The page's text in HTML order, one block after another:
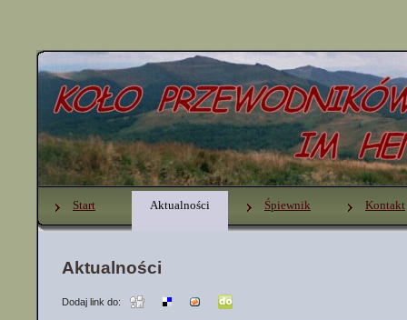
Start Aktualności Śpiewnik Kontakt
Aktualności
Dodaj link do: